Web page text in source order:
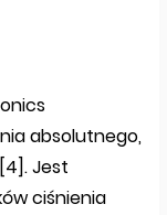
absolutnego,
Jest
ciśnienia